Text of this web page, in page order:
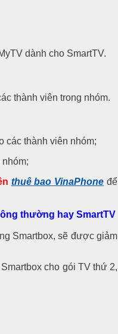
dành cho SmartTV.
thành viên trong nhóm.
các thành viên nhóm;
thuê bao VinaPhone để
thường hay SmartTV
Smartbox, sẽ được giảm
cho gói TV thứ 2,